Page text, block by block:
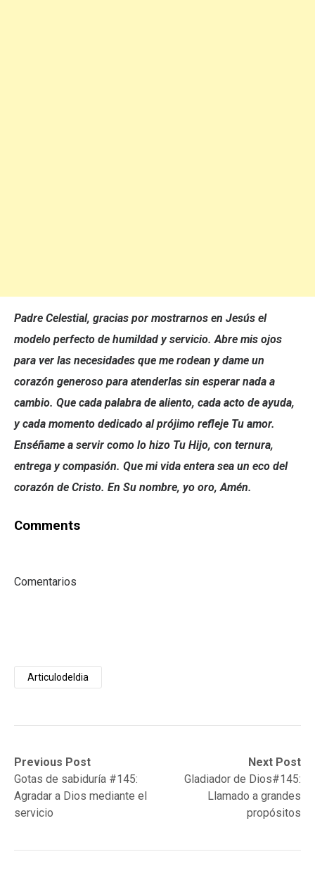
Padre Celestial, gracias por mostrarnos en Jesús el
modelo perfecto de humildad y servicio. Abre mis ojos
para ver las necesidades que me rodean y dame un
corazón generoso para atenderlas sin esperar nada a
cambio. Que cada palabra de aliento, cada acto de ayuda,
y cada momento dedicado al prójimo refleje Tu amor.
Enséñame a servir como lo hizo Tu Hijo, con ternura,
entrega y compasión. Que mi vida entera sea un eco del
corazón de Cristo. En Su nombre, yo oro, Amén.
Comments
Comentarios
Articulodeldia
Post
navigation
Previous Post
Previous
post:Gotas de sabiduría #145:
Agradar a Dios mediante el
servicio
Next Post
Next
post:
Gladiador de Dios#145:
Llamado a grandes
propósitos